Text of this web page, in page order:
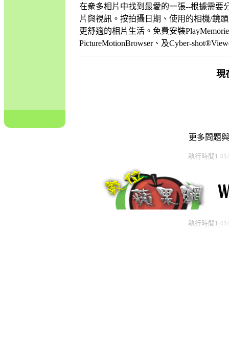
在衆多相片中找到最愛的一張--根據需要
片與視訊。按拍攝日期、使用的相機/鏡
更舒適的相片生活。免費安裝
PictureMotionBrowser、及Cyber-
現
更多問題
執行時間
執行時間